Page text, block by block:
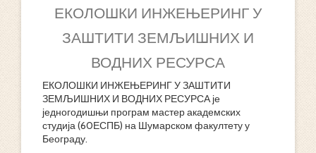
ЕКОЛОШКИ ИНЖЕЊЕРИНГ У
ЗАШТИТИ ЗЕМЉИШНИХ И
ВОДНИХ РЕСУРСА
ЕКОЛОШКИ ИНЖЕЊЕРИНГ У ЗАШТИТИ
ЗЕМЉИШНИХ И ВОДНИХ РЕСУРСА је
једногодишњи програм мастер академских
студија (60ЕСПБ) на Шумарском факултету у
Београду.